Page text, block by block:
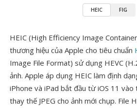
HEIC FIG
HEIC (High Efficiency Image
thương hiệu của Apple cho tiêu chuẩn
Image File Format) sử dụng HEVC
ảnh. Apple áp dụng HEIC làm định
iPhone và iPad bắt đầu từ iOS 11 vào
thay thế JPEG cho ảnh mới chụp. File